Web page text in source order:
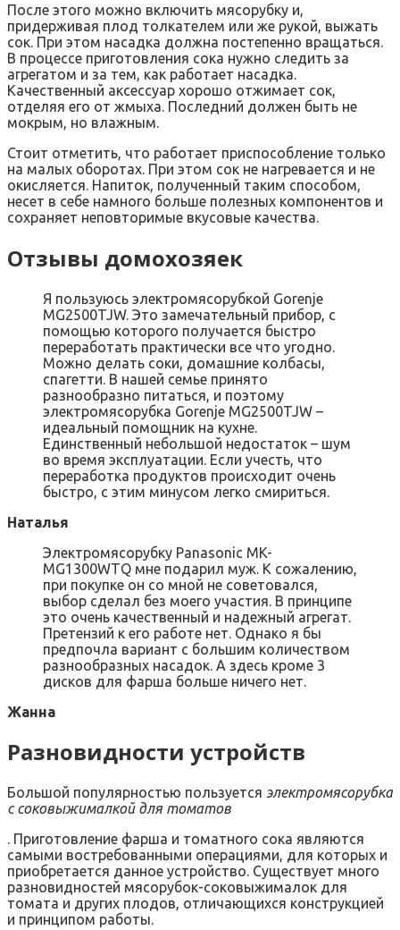
После этого можно включить мясорубку и,
придерживая плод толкателем или же рукой, выжать
сок. При этом насадка должна постепенно вращаться.
В процессе приготовления сока нужно следить за
агрегатом и за тем, как работает насадка.
Качественный аксессуар хорошо отжимает сок,
отделяя его от жмыха. Последний должен быть не
мокрым, но влажным.
Стоит отметить, что работает приспособление только
на малых оборотах. При этом сок не нагревается и не
окисляется. Напиток, полученный таким способом,
несет в себе намного больше полезных компонентов и
сохраняет неповторимые вкусовые качества.
Отзывы домохозяек
Я пользуюсь электромясорубкой Gorenje
MG2500TJW. Это замечательный прибор, с
помощью которого получается быстро
переработать практически все что угодно.
Можно делать соки, домашние колбасы,
спагетти. В нашей семье принято
разнообразно питаться, и поэтому
электромясорубка Gorenje MG2500TJW –
идеальный помощник на кухне.
Единственный небольшой недостаток – шум
во время эксплуатации. Если учесть, что
переработка продуктов происходит очень
быстро, с этим минусом легко смириться.
Наталья
Электромясорубку Panasonic MK-
MG1300WTQ мне подарил муж. К сожалению,
при покупке он со мной не советовался,
выбор сделал без моего участия. В принципе
это очень качественный и надежный агрегат.
Претензий к его работе нет. Однако я бы
предпочла вариант с большим количеством
разнообразных насадок. А здесь кроме 3
дисков для фарша больше ничего нет.
Жанна
Разновидности устройств
Большой популярностью пользуется электромясорубка
с соковыжималкой для томатов
. Приготовление фарша и томатного сока являются
самыми востребованными операциями, для которых и
приобретается данное устройство. Существует много
разновидностей мясорубок-соковыжималок для
томата и других плодов, отличающихся конструкцией
и принципом работы.